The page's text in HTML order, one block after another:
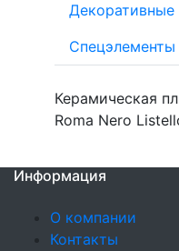
Декоративные
Спецэлементы
Керамическая
Roma Nero
Информация
О компании
Контакты